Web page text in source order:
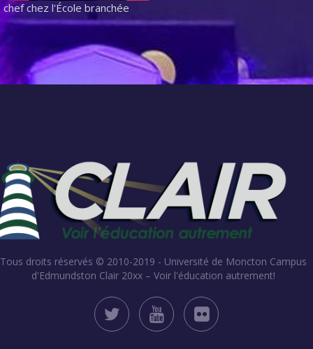
chef chez l'École branchée
Tous droits réservés © 2010-2019 - Université de Moncton Campus
d'Edmundston Clair 20xx – Voir l'éducation autrement!